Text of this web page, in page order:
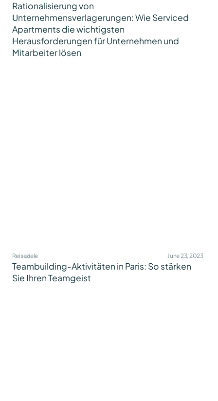
Rationalisierung von
Unternehmensverlagerungen: Wie Serviced
Apartments die wichtigsten
Herausforderungen für Unternehmen und
Mitarbeiter lösen
Reiseziele June 23, 2023
Teambuilding-Aktivitäten in Paris: So stärken
Sie Ihren Teamgeist